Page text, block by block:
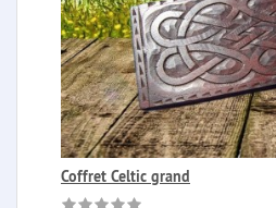
Coffret Celtic grand